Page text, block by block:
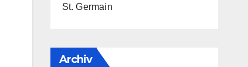
St. Germain
Archiv